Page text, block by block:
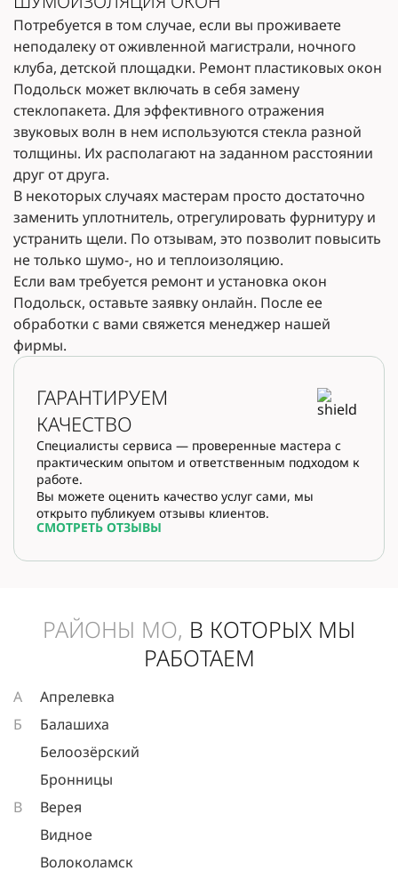
Потребуется в том случае, если вы проживаете
неподалеку от оживленной магистрали, ночного
клуба, детской площадки. Ремонт пластиковых окон
Подольск может включать в себя замену
стеклопакета. Для эффективного отражения
звуковых волн в нем используются стекла разной
толщины. Их располагают на заданном расстоянии
друг от друга.
В некоторых случаях мастерам просто достаточно
заменить уплотнитель, отрегулировать фурнитуру и
устранить щели. По отзывам, это позволит повысить
не только шумо-, но и теплоизоляцию.
Если вам требуется ремонт и установка окон
Подольск, оставьте заявку онлайн. После ее
обработки с вами свяжется менеджер нашей
фирмы.
ГАРАНТИРУЕМ
КАЧЕСТВО
Специалисты сервиса — проверенные мастера с
практическим опытом и ответственным подходом к
работе.
Вы можете оценить качество услуг сами, мы
открыто публикуем отзывы клиентов.
СМОТРЕТЬ ОТЗЫВЫ
РАЙОНЫ МО, В КОТОРЫХ МЫ
РАБОТАЕМ
А
Апрелевка
Б
Балашиха
Белоозёрский
Бронницы
В
Верея
Видное
Волоколамск